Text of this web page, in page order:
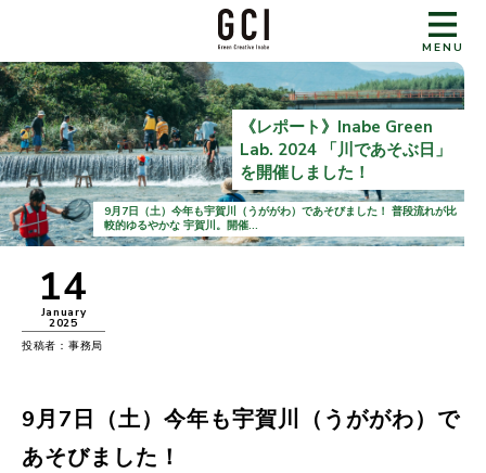
MENU
《レポート》Inabe Green
Lab. 2024 「川であそぶ日」
を開催しました！
9月7日（土）今年も宇賀川（うががわ）であそびました！ 普段流れが比
較的ゆるやかな 宇賀川。開催...
14
January
2025
投稿者：事務局
9月7日（土）今年も宇賀川（うががわ）で
あそびました！